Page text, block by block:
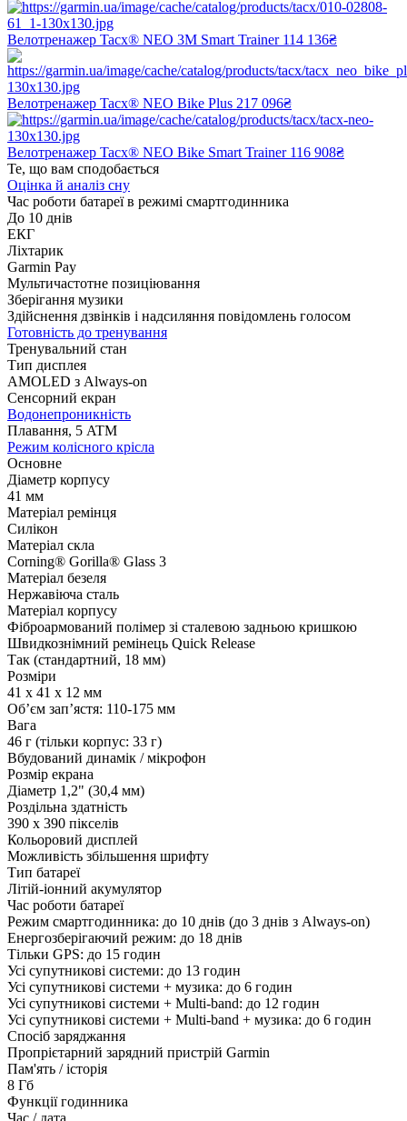
Велотренажер Tacx® NEO 3M Smart Trainer 114 136₴
Велотренажер Tacx® NEO Bike Plus 217 096₴
Велотренажер Tacx® NEO Bike Smart Trainer 116 908₴
Те, що вам сподобається
Оцінка й аналіз сну
Час роботи батареї в режимі смартгодинника
До 10 днів
ЕКГ
Ліхтарик
Garmin Pay
Мультичастотне позиціювання
Зберігання музики
Здійснення дзвінків і надсиляння повідомлень голосом
Готовність до тренування
Тренувальний стан
Тип дисплея
AMOLED з Always-on
Сенсорний екран
Водонепроникність
Плавання, 5 ATM
Режим колісного крісла
Основне
Діаметр корпусу
41 мм
Матеріал ремінця
Силікон
Матеріал скла
Corning® Gorilla® Glass 3
Матеріал безеля
Нержавіюча сталь
Матеріал корпусу
Фіброармований полімер зі сталевою задньою кришкою
Швидкознімний ремінець Quick Release
Так (стандартний, 18 мм)
Розміри
41 x 41 x 12 мм
Об’єм зап’ястя: 110-175 мм
Вага
46 г (тільки корпус: 33 г)
Вбудований динамік / мікрофон
Розмір екрана
Діаметр 1,2" (30,4 мм)
Роздільна здатність
390 x 390 пікселів
Кольоровий дисплей
Можливість збільшення шрифту
Тип батареї
Літій-іонний акумулятор
Час роботи батареї
Режим смартгодинника: до 10 днів (до 3 днів з Always-on)
Енергозберігаючий режим: до 18 днів
Тільки GPS: до 15 годин
Усі супутникові системи: до 13 годин
Усі супутникові системи + музика: до 6 годин
Усі супутникові системи + Multi-band: до 12 годин
Усі супутникові системи + Multi-band + музика: до 6 годин
Спосіб заряджання
Пропрієтарний зарядний пристрій Garmin
Пам'ять / історія
8 Гб
Функції годинника